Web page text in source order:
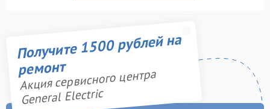
Получите 1500 рублей на
ремонт
Акция сервисного центра
General Electric